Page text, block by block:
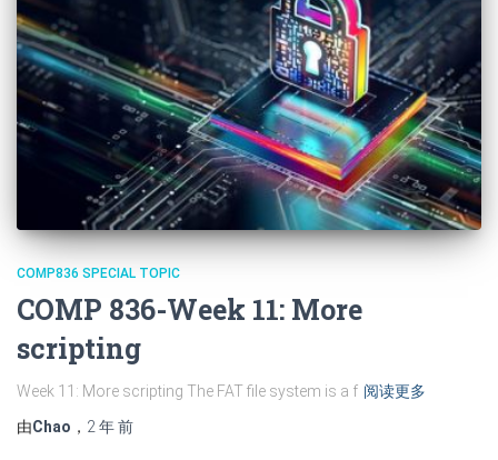
COMP836 SPECIAL TOPIC
COMP 836-Week 11: More
scripting
Week 11: More scripting The FAT file system is a f 阅读更多
由Chao ， 2 年前